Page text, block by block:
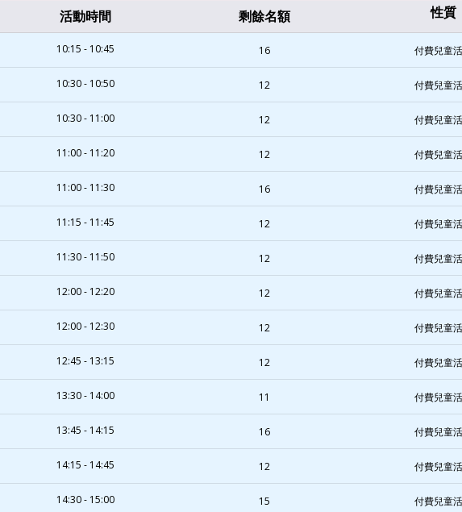
活動時間 剩餘名額 性質
10:15 - 10:45 16 付費兒童
10:30 - 10:50 12 付費兒童
10:30 - 11:00 12 付費兒童
11:00 - 11:20 12 付費兒童
11:00 - 11:30 16 付費兒童
11:15 - 11:45 12 付費兒童
11:30 - 11:50 12 付費兒童
12:00 - 12:20 12 付費兒童
12:00 - 12:30 12 付費兒童
12:45 - 13:15 12 付費兒童
13:30 - 14:00 11 付費兒童
13:45 - 14:15 16 付費兒童
14:15 - 14:45 12 付費兒童
14:30 - 15:00 15 付費兒童